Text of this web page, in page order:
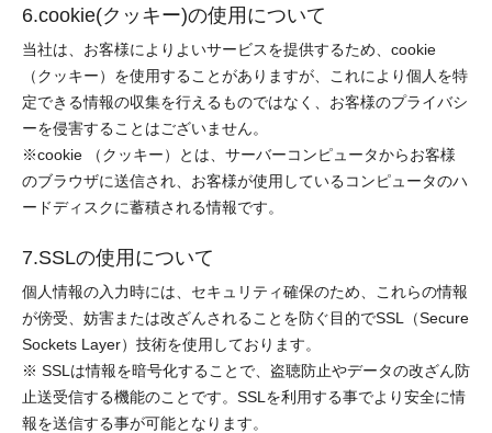
6.cookie(クッキー)の使用について
当社は、お客様によりよいサービスを提供するため、cookie
（クッキー）を使用することがありますが、これにより個人を特
定できる情報の収集を行えるものではなく、お客様のプライバシ
ーを侵害することはございません。
※cookie （クッキー）とは、サーバーコンピュータからお客様
のブラウザに送信され、お客様が使用しているコンピュータのハ
ードディスクに蓄積される情報です。
7.SSLの使用について
個人情報の入力時には、セキュリティ確保のため、これらの情報
が傍受、妨害または改ざんされることを防ぐ目的でSSL（Secure
Sockets Layer）技術を使用しております。
※ SSLは情報を暗号化することで、盗聴防止やデータの改ざん防
止送受信する機能のことです。SSLを利用する事でより安全に情
報を送信する事が可能となります。